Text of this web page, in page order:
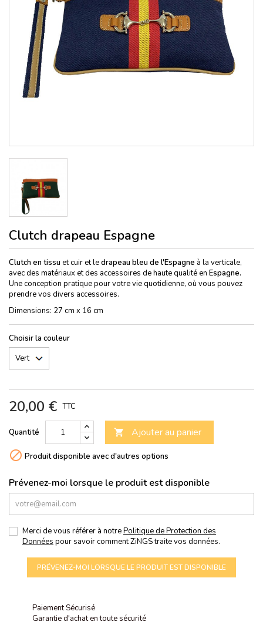
Clutch drapeau Espagne
Clutch en tissu et cuir et ledrapeau bleu de l'Espagne à la verticale,
avec des matériaux et des accessoires de haute qualité en Espagne.
Une conception pratique pour votre vie quotidienne, où vous pouvez
prendre vos divers accessoires.
Dimensions: 27 cm x 16 cm
Choisir la couleur
20,00 € TTC
Quantité  Ajouter au panier
 Produit disponible avec d'autres options
Prévenez-moi lorsque le produit est disponible
Merci de vous référer à notrePolitique de Protection des
Données pour savoir comment ZiNGS traite vos données.
PRÉVENEZ-MOI LORSQUE LE PRODUIT EST DISPONIBLE
Paiement Sécurisé
Garantie d'achat en toute sécurité